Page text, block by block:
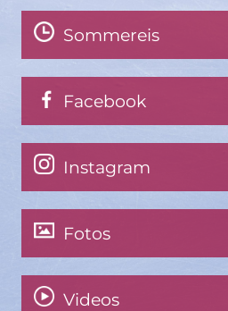
Sommereis
Facebook
Instagram
Fotos
Videos